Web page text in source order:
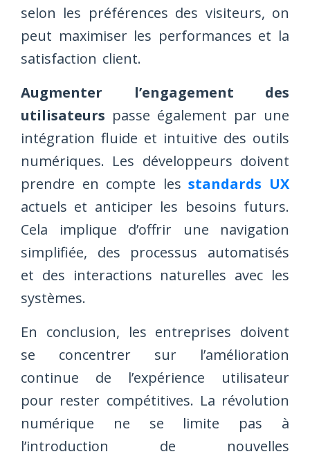
selon les préférences des visiteurs, on
peut maximiser les performances et la
satisfaction client.
Augmenter l’engagement des
utilisateurs passe également par une
intégration fluide et intuitive des outils
numériques. Les développeurs doivent
prendre en compte lesstandards UX
actuels et anticiper les besoins futurs.
Cela implique d’offrir une navigation
simplifiée, des processus automatisés
et des interactions naturelles avec les
systèmes.
En conclusion, les entreprises doivent
se concentrer sur l’amélioration
continue de l’expérience utilisateur
pour rester compétitives. La révolution
numérique ne se limite pas à
l’introduction de nouvelles